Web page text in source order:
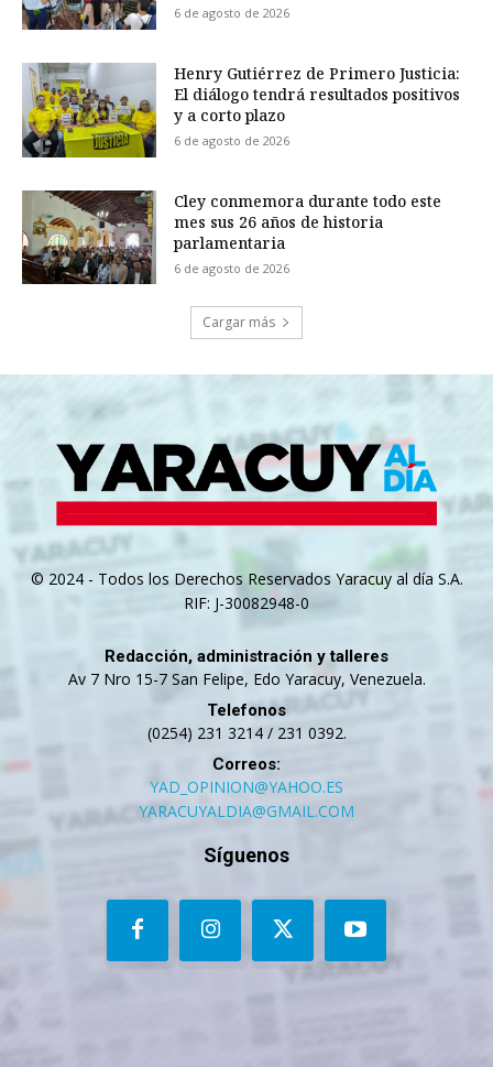
6 de agosto de 2026
Henry Gutiérrez de Primero Justicia:
El diálogo tendrá resultados positivos
y a corto plazo
6 de agosto de 2026
Cley conmemora durante todo este
mes sus 26 años de historia
parlamentaria
6 de agosto de 2026
Cargar más
© 2024 - Todos los Derechos Reservados Yaracuy al día S.A.
RIF: J-30082948-0
Redacción, administración y talleres
Av 7 Nro 15-7 San Felipe, Edo Yaracuy, Venezuela.
Telefonos
(0254) 231 3214 / 231 0392.
Correos:
YAD_OPINION@YAHOO.ES
YARACUYALDIA@GMAIL.COM
Síguenos